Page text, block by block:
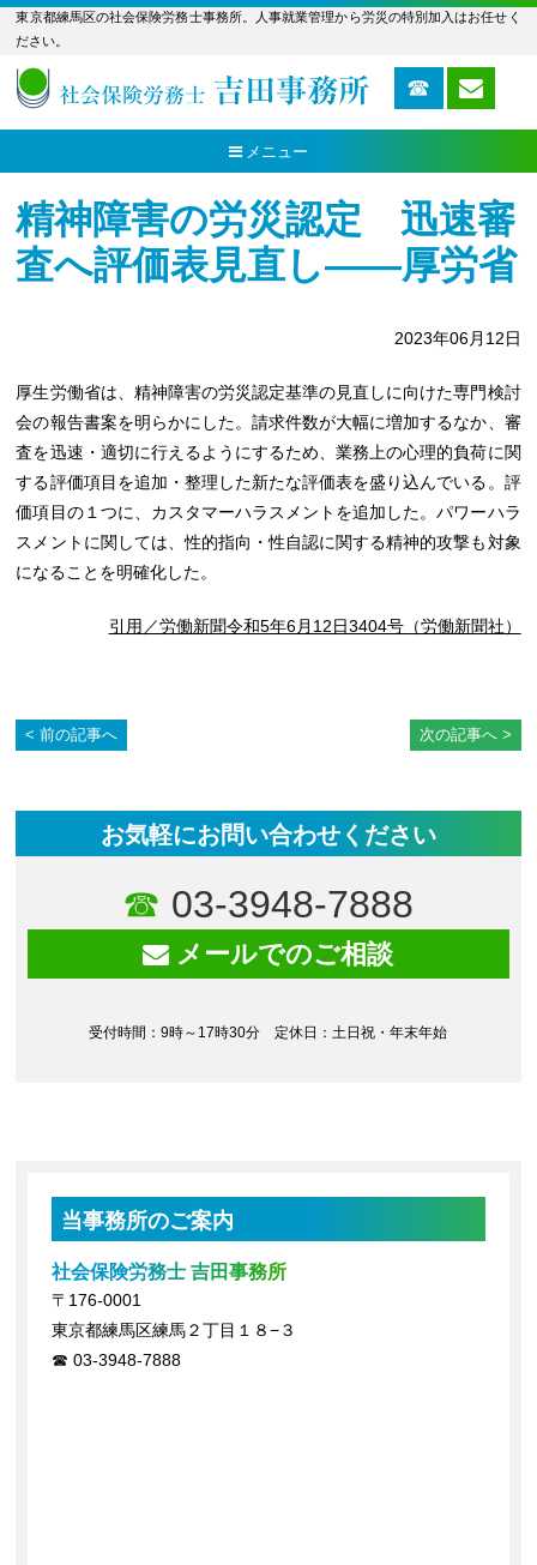
東京都練馬区の社会保険労務士事務所。人事就業管理から労災の特別加入はお任せく
ださい。
メニュー
精神障害の労災認定 迅速審
査へ評価表見直し――厚労省
2023年06月12日
厚生労働省は、精神障害の労災認定基準の見直しに向けた専門検討
会の報告書案を明らかにした。請求件数が大幅に増加するなか、審
査を迅速・適切に行えるようにするため、業務上の心理的負荷に関
する評価項目を追加・整理した新たな評価表を盛り込んでいる。評
価項目の１つに、カスタマーハラスメントを追加した。パワーハラ
スメントに関しては、性的指向・性自認に関する精神的攻撃も対象
になることを明確化した。
引用／労働新聞令和5年6月12日3404号（労働新聞社）
前の記事へ 次の記事へ
お気軽にお問い合わせください
03-3948-7888
メールでのご相談
受付時間：9時～17時30分 定休日：土日祝・年末年始
当事務所のご案内
社会保険労務士 吉田事務所
〒176-0001
東京都練馬区練馬２丁目１８−３
03-3948-7888